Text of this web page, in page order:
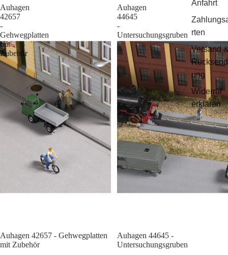
Anfahrt
rten
Versand
Rücksend
ung
Widerruf
erklären
Auhagen
42657
-
Gehwegplatten
mit
Zubehör
Auhagen 42657 - Gehwegplatten
mit Zubehör
Auhagen
44645
-
Untersuchungsgruben
Sale
Auhagen 44645 -
Untersuchungsgruben